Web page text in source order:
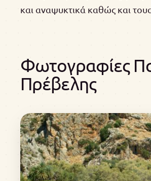
και αναψυκτικά καθώς και
Φωτογραφίες
Πρέβελης